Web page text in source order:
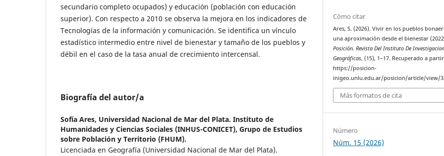
secundario completo ocupados) y educación (población con educación
superior). Con respecto a 2010 se observa la mejora en los indicadores de
Tecnologías de la información y comunicación. Se identifica un vínculo
estadístico intermedio entre nivel de bienestar y tamaño de los pueblos y
débil en el caso de la tasa anual de crecimiento intercensal.
Biografía del autor/a
Sofía Ares, Universidad Nacional de Mar del Plata. Instituto de
Humanidades y Ciencias Sociales (INHUS-CONICET), Grupo de Estudios
sobre Población y Territorio (FHUM).
Licenciada en Geografía (Universidad Nacional de Mar del Plata).
Cómo citar
Ares, S. (2026). Vivir en los pueblos
una aproximación desde el bienestar
Posición. Revista Del Instituto De
Geográficas, (15), 1–17. Recuperado a
https://posicion-
inigeo.unlu.edu.ar/posicion/article/view/
Más formatos de cita
Número
Núm. 15 (2026)